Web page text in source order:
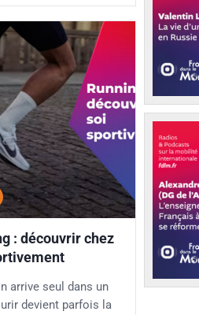
: découvrir chez
arrive seul dans un
devient parfois la